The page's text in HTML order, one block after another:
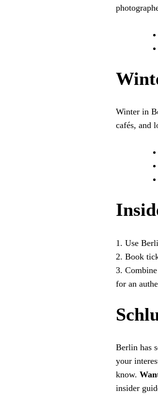
Winter in
cafés, and
1. Use
2. Book
3.
for an
Berlin has
your
know.
insider